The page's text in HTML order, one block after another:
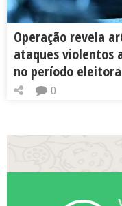
Operação revela
ataques violentos
no período
0